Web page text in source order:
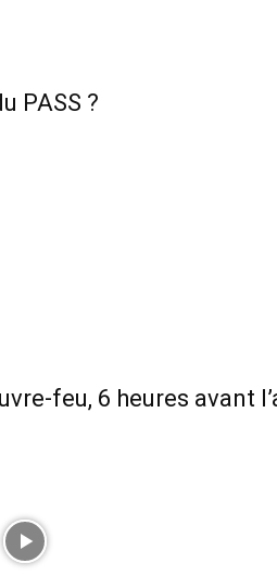
PASS ?
feu, 6 heures avant